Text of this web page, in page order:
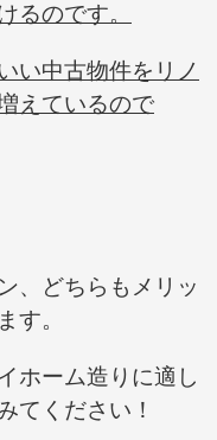
るのです。
い中古物件をリノ
えているので
、どちらもメリッ
す。
ホーム造りに適し
てください！